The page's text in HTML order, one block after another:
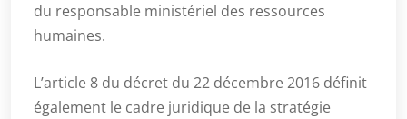
du responsable ministériel des ressources
humaines.
L’article 8 du décret du 22 décembre 2016 définit
également le cadre juridique de la stratégie